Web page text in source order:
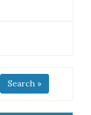
Search »